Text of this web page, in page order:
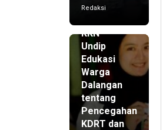
Redaksi
KKN
Undip
Edukasi
Warga
Dalangan
tentang
Pencegahan
KDRT dan